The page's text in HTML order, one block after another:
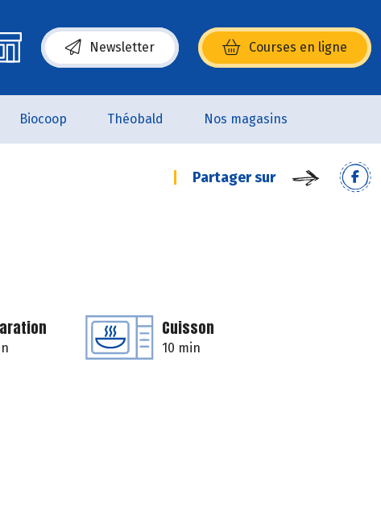
Newsletter Courses en ligne
(s’ouvre dans une nouvelle fenêtre)
Biocoop Théobald Nos magasins
Partager sur
Cuisson
10 min